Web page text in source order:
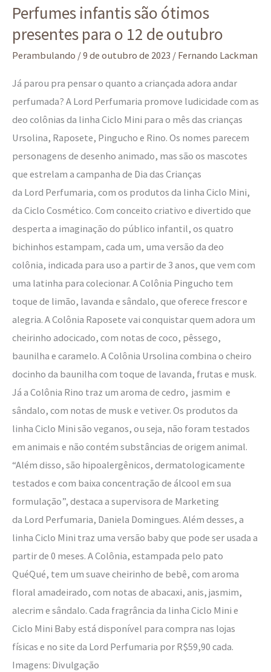
Perfumes infantis são ótimos
presentes para o 12 de outubro
Perambulando /9 de outubro de 2023 / Fernando Lackman
Já parou pra pensar o quanto a criançada adora andar
perfumada? A Lord Perfumaria promove ludicidade com as
deo colônias da linha Ciclo Mini para o mês das crianças
Ursolina, Raposete, Pingucho e Rino. Os nomes parecem
personagens de desenho animado, mas são os mascotes
que estrelam a campanha de Dia das Crianças
da Lord Perfumaria, com os produtos da linha Ciclo Mini,
da Ciclo Cosmético. Com conceito criativo e divertido que
desperta a imaginação do público infantil, os quatro
bichinhos estampam, cada um, uma versão da deo
colônia, indicada para uso a partir de 3 anos, que vem com
uma latinha para colecionar. A Colônia Pingucho tem
toque de limão, lavanda e sândalo, que oferece frescor e
alegria. A Colônia Raposete vai conquistar quem adora um
cheirinho adocicado, com notas de coco, pêssego,
baunilha e caramelo. A Colônia Ursolina combina o cheiro
docinho da baunilha com toque de lavanda, frutas e musk.
Já a Colônia Rino traz um aroma de cedro, jasmim e
sândalo, com notas de musk e vetiver. Os produtos da
linha Ciclo Mini são veganos, ou seja, não foram testados
em animais e não contém substâncias de origem animal.
“Além disso, são hipoalergênicos, dermatologicamente
testados e com baixa concentração de álcool em sua
formulação”, destaca a supervisora de Marketing
da Lord Perfumaria, Daniela Domingues. Além desses, a
linha Ciclo Mini traz uma versão baby que pode ser usada a
partir de 0 meses. A Colônia, estampada pelo pato
QuéQué, tem um suave cheirinho de bebê, com aroma
floral amadeirado, com notas de abacaxi, anis, jasmim,
alecrim e sândalo. Cada fragrância da linha Ciclo Mini e
Ciclo Mini Baby está disponível para compra nas lojas
físicas e no site da Lord Perfumaria por R$59,90 cada.
Imagens: Divulgação